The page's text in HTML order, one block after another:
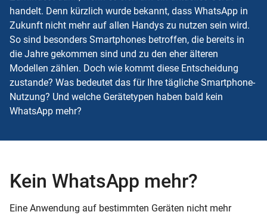
handelt. Denn kürzlich wurde bekannt, dass WhatsApp in
Zukunft nicht mehr auf allen Handys zu nutzen sein wird.
So sind besonders Smartphones betroffen, die bereits in
die Jahre gekommen sind und zu den eher älteren
Modellen zählen. Doch wie kommt diese Entscheidung
zustande? Was bedeutet das für Ihre tägliche Smartphone-
Nutzung? Und welche Gerätetypen haben bald kein
WhatsApp mehr?
Kein WhatsApp mehr?
Eine Anwendung auf bestimmten Geräten nicht mehr